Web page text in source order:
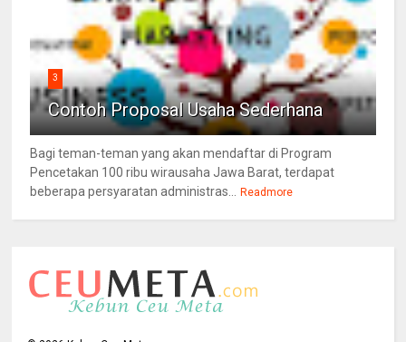
3
Contoh Proposal Usaha Sederhana
Bagi teman-teman yang akan mendaftar di Program
Pencetakan 100 ribu wirausaha Jawa Barat, terdapat
beberapa persyaratan administras... Readmore